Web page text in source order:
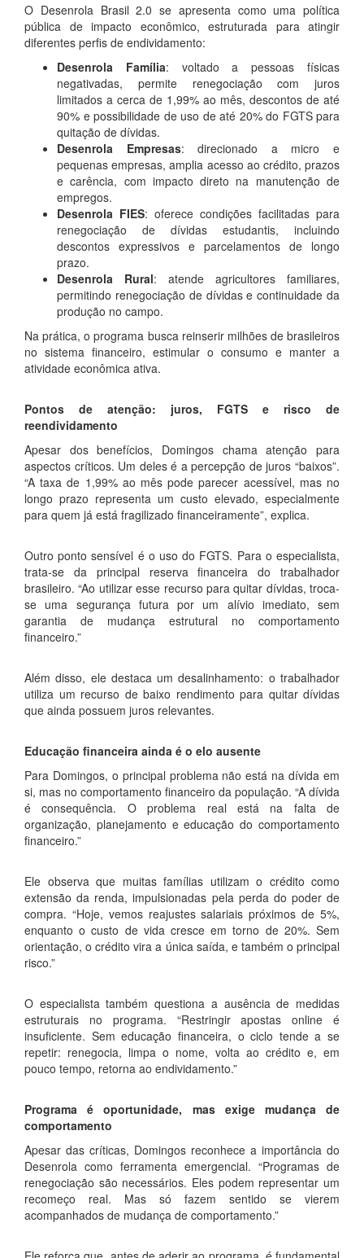
O Desenrola Brasil 2.0 se apresenta como uma política
pública de impacto econômico, estruturada para atingir
diferentes perfis de endividamento:
Desenrola Família: voltado a pessoas físicas
negativadas, permite renegociação com juros
limitados a cerca de 1,99% ao mês, descontos de até
90% e possibilidade de uso de até 20% do FGTS para
quitação de dívidas.
Desenrola Empresas: direcionado a micro e
pequenas empresas, amplia acesso ao crédito, prazos
e carência, com impacto direto na manutenção de
empregos.
Desenrola FIES: oferece condições facilitadas para
renegociação de dívidas estudantis, incluindo
descontos expressivos e parcelamentos de longo
prazo.
Desenrola Rural: atende agricultores familiares,
permitindo renegociação de dívidas e continuidade da
produção no campo.
Na prática, o programa busca reinserir milhões de brasileiros
no sistema financeiro, estimular o consumo e manter a
atividade econômica ativa.
Pontos de atenção: juros, FGTS e risco de
reendividamento
Apesar dos benefícios, Domingos chama atenção para
aspectos críticos. Um deles é a percepção de juros “baixos”.
“A taxa de 1,99% ao mês pode parecer acessível, mas no
longo prazo representa um custo elevado, especialmente
para quem já está fragilizado financeiramente”, explica.
Outro ponto sensível é o uso do FGTS. Para o especialista,
trata-se da principal reserva financeira do trabalhador
brasileiro. “Ao utilizar esse recurso para quitar dívidas, troca-
se uma segurança futura por um alívio imediato, sem
garantia de mudança estrutural no comportamento
financeiro.”
Além disso, ele destaca um desalinhamento: o trabalhador
utiliza um recurso de baixo rendimento para quitar dívidas
que ainda possuem juros relevantes.
Educação financeira ainda é o elo ausente
Para Domingos, o principal problema não está na dívida em
si, mas no comportamento financeiro da população. “A dívida
é consequência. O problema real está na falta de
organização, planejamento e educação do comportamento
financeiro.”
Ele observa que muitas famílias utilizam o crédito como
extensão da renda, impulsionadas pela perda do poder de
compra. “Hoje, vemos reajustes salariais próximos de 5%,
enquanto o custo de vida cresce em torno de 20%. Sem
orientação, o crédito vira a única saída, e também o principal
risco.”
O especialista também questiona a ausência de medidas
estruturais no programa. “Restringir apostas online é
insuficiente. Sem educação financeira, o ciclo tende a se
repetir: renegocia, limpa o nome, volta ao crédito e, em
pouco tempo, retorna ao endividamento.”
Programa é oportunidade, mas exige mudança de
comportamento
Apesar das críticas, Domingos reconhece a importância do
Desenrola como ferramenta emergencial. “Programas de
renegociação são necessários. Eles podem representar um
recomeço real. Mas só fazem sentido se vierem
acompanhados de mudança de comportamento.”